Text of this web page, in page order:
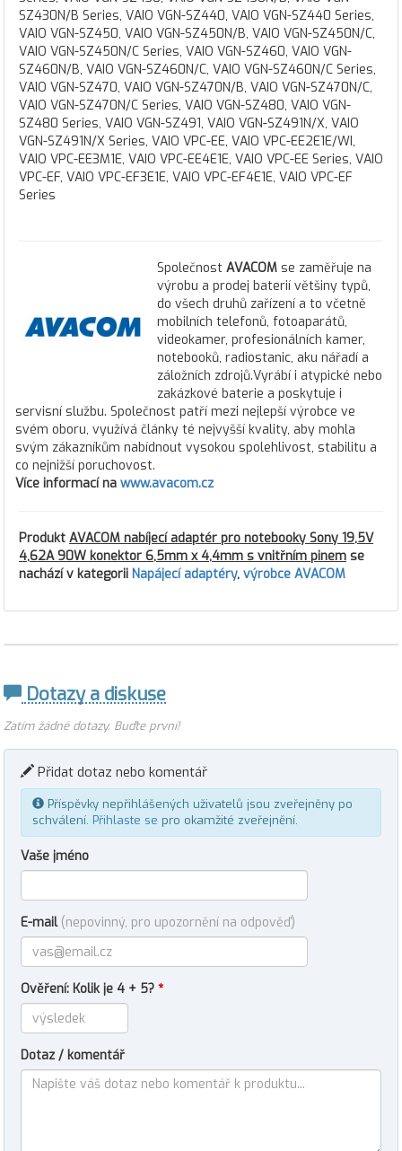
Společnost AVACOM se zaměřuje na
výrobu a prodej baterií většiny typů,
do všech druhů zařízení a to včetně
mobilních telefonů, fotoaparátů,
videokamer, profesionálních kamer,
notebooků, radiostanic, aku nářadí a
záložních zdrojů.Vyrábí i atypické nebo
zakázkové baterie a poskytuje i
servisní službu. Společnost patří mezi nejlepší výrobce ve
svém oboru, využívá články té nejvyšší kvality, aby mohla
svým zákazníkům nabídnout vysokou spolehlivost, stabilitu a
co nejnižší poruchovost.
Více informací na www.avacom.cz
Produkt AVACOM nabíjecí adaptér pro notebooky Sony 19,5V
4,62A 90W konektor 6,5mm x 4,4mm s vnitřním pinem se
nachází v kategorii Napájecí adaptéry, výrobce AVACOM
Dotazy a diskuse
Zatím žádné dotazy. Buďte první!
Přidat dotaz nebo komentář
Příspěvky nepřihlášených uživatelů jsou zveřejněny po
schválení. Přihlaste se pro okamžité zveřejnění.
Vaše jméno
E-mail (nepovinný, pro upozornění na odpověď)
Ověření: Kolik je 4 + 5? *
Dotaz / komentář